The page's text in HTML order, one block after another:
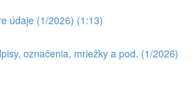
údaje (1/2026) (1:13)
označenia, mriežky a pod. (1/2026)